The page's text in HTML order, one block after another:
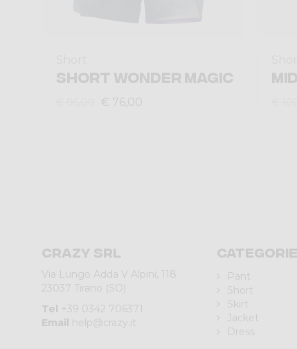
SHORT WONDER MAGIC
€ 76,00
Crazy srl
Via Lungo Adda V Alpini, 118
23037 Tirano (SO)
Tel +39 0342 706371
Email help@crazy.it
Categorie
Pant
Short
Skirt
Jacket
Dress